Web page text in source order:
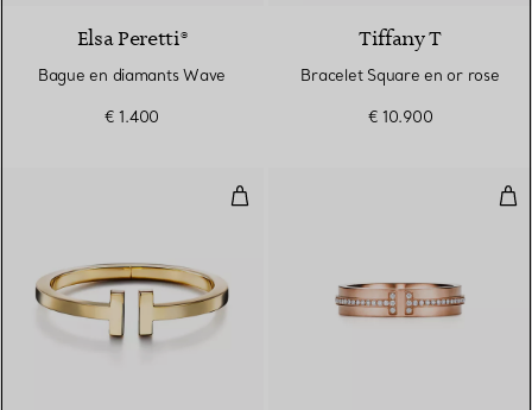
Elsa Peretti®
Bague en diamants Wave
€ 1.400
Tiffany T
Bracelet Square en or rose
€ 10.900
Bracelet Square en or jaune 18